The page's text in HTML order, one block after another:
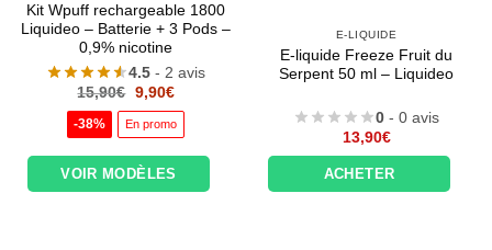
Kit Wpuff rechargeable 1800
Liquideo – Batterie + 3 Pods –
0,9% nicotine
4.5 - 2 avis
15,90€ Le
initial
était :
9,90€Le
actuel
est :
-38% En promo
VOIR MODÈLES
E-LIQUIDE
E-liquide Freeze Fruit du
Serpent 50 ml – Liquideo
0 - 0 avis
13,90€
ACHETER